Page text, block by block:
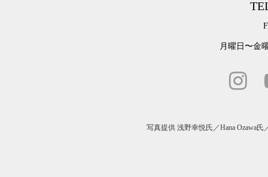
月曜日〜金
写真提供 浅野幸悦氏 ／Hana Ozawa氏